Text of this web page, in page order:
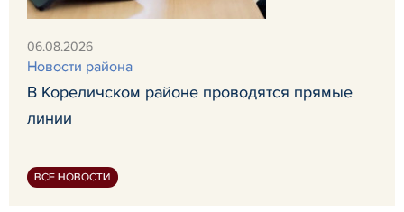
06.08.2026
Новости района
В Кореличском районе проводятся прямые
линии
ВСЕ НОВОСТИ